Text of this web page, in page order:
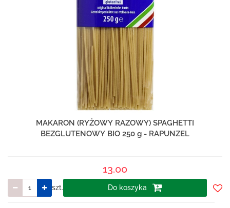
MAKARON (RYŻOWY RAZOWY) SPAGHETTI
BEZGLUTENOWY BIO 250 g - RAPUNZEL
13.00
szt. Do koszyka